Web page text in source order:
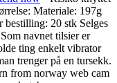
Materiale: 197g
20 stk Selges
navnet tilsier er
ting enkelt vibrator
trenger på en tursekk.
from norway web cam